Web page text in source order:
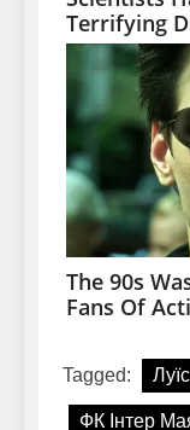
Tagged:
ФК Інтер